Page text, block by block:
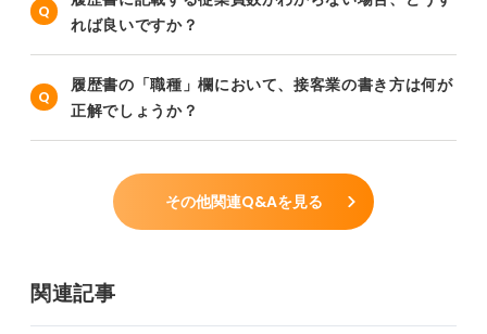
れば良いですか？
履歴書の「職種」欄において、接客業の書き方は何が
正解でしょうか？
その他関連Q&Aを見る
関連記事